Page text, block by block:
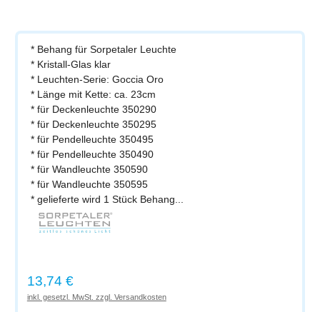
* Behang für Sorpetaler Leuchte
* Kristall-Glas klar
* Leuchten-Serie: Goccia Oro
* Länge mit Kette: ca. 23cm
* für Deckenleuchte 350290
* für Deckenleuchte 350295
* für Pendelleuchte 350495
* für Pendelleuchte 350490
* für Wandleuchte 350590
* für Wandleuchte 350595
* gelieferte wird 1 Stück Behang...
Regulärer Preis:
13,74 €
inkl. gesetzl. MwSt. zzgl. Versandkosten